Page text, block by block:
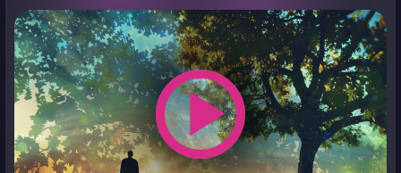
play_arrow